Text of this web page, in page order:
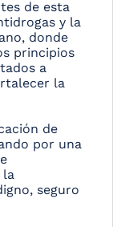
de esta
y la
donde
principios
a
la
de
por una
la
seguro